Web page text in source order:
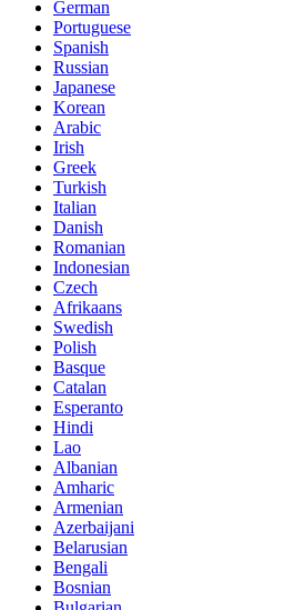
German
Portuguese
Spanish
Russian
Japanese
Korean
Arabic
Irish
Greek
Turkish
Italian
Danish
Romanian
Indonesian
Czech
Afrikaans
Swedish
Polish
Basque
Catalan
Esperanto
Hindi
Lao
Albanian
Amharic
Armenian
Azerbaijani
Belarusian
Bengali
Bosnian